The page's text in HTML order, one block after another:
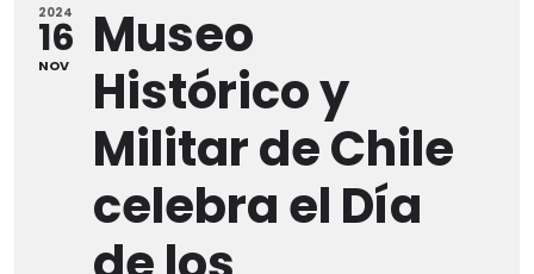
2024
16
NOV
Museo
Histórico y
Militar de Chile
celebra el Día